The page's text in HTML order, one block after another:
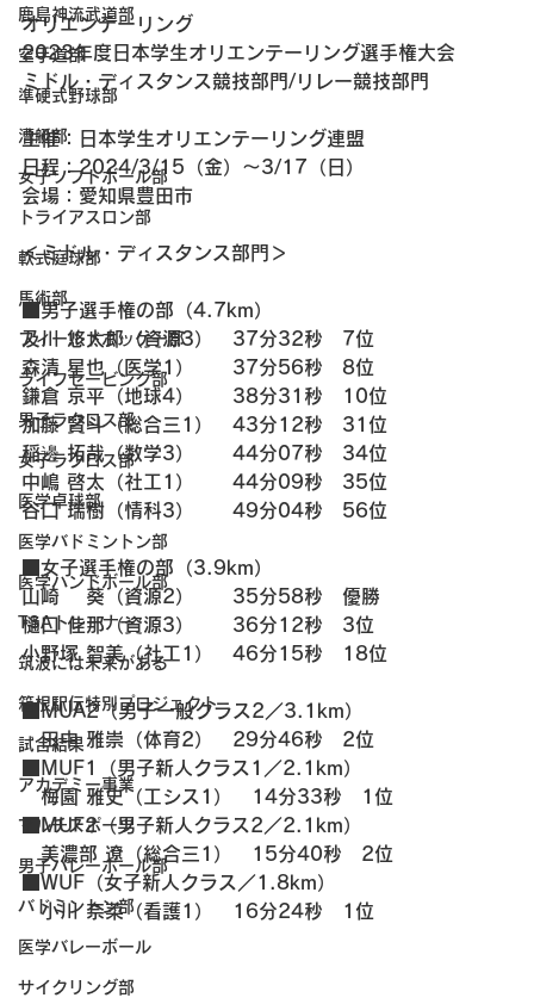
鹿島神流武道部
空手道部
準硬式野球部
漕艇部
女子ソフトボール部
トライアスロン部
軟式庭球部
馬術部
フィールドホッケー部
ライフセービング部
男子ラクロス部
女子ラクロス部
医学卓球部
医学バドミントン部
医学ハンドボール部
TSAトレーナー
筑波には未来がある
箱根駅伝特別プロジェクト
試合結果
アカデミー事業
マルチスポーツ
男子バレーボール部
バドミントン部
医学バレーボール
サイクリング部
オリエンテーリング
2023年度日本学生オリエンテーリング選手権大会
ミドル・ディスタンス競技部門/リレー競技部門
主催：日本学生オリエンテーリング連盟
日程：2024/3/15（金）～3/17（日）
会場：愛知県豊田市
＜ミドル・ディスタンス部門＞
■男子選手権の部（4.7km）
及川 悠太郎（資源3）　37分32秒　7位
森清 星也（医学1）　　37分56秒　8位
鎌倉 京平（地球4）　　38分31秒　10位
加藤 賢斗（総合三1）　43分12秒　31位
稲邊 拓哉（数学3）　　44分07秒　34位
中嶋 啓太（社工1）　　44分09秒　35位
谷口 瑞樹（情科3）　　49分04秒　56位
■女子選手権の部（3.9km）
山崎 　葵（資源2）　　35分58秒　優勝
樋口 佳那（資源3）　　36分12秒　3位
小野塚 智美（社工1）　46分15秒　18位
■MUA2（男子一般クラス2／3.1km）
田中 雅崇（体育2）　29分46秒　2位
■MUF1（男子新人クラス1／2.1km）
梅園 雅史（工シス1）　14分33秒　1位
■MUF2（男子新人クラス2／2.1km）
美濃部 遼（総合三1）　15分40秒　2位
■WUF（女子新人クラス／1.8km）
小川 奈菜（看護1）　16分24秒　1位